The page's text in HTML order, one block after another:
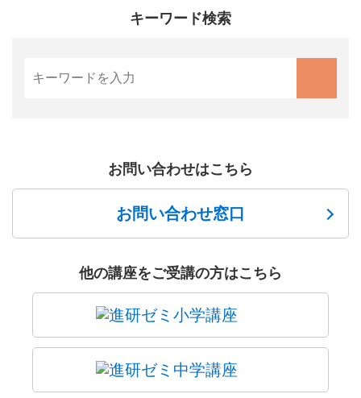
キーワード検索
お問い合わせはこちら
お問い合わせ窓口
他の講座をご受講の方はこちら